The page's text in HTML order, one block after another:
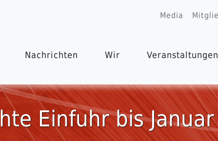
Media
Nachrichten Wir Veranstaltungen
Einfuhr bis